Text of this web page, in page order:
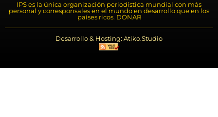
IPS es la única organización periodística mundial con más
personal y corresponsales en el mundo en desarrollo que en los
países ricos. DONAR
Desarrollo & Hosting: Atiko.Studio